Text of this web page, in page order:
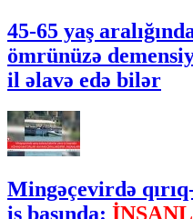
45-65 yaş
ömrünüzə
il əlavə edə bilər
Mingəçevirdə
iş başında: